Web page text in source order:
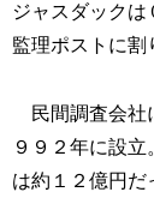
ジャスダック
監理ポストに割
民間調査会社
９９２年に設
は約１２億円だ